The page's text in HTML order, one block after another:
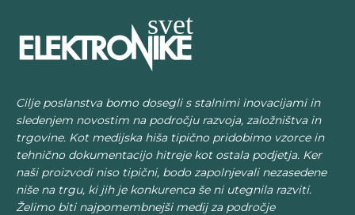
Cilje poslanstva bomo dosegli s stalnimi inovacijami in
sledenjem novostim na področju razvoja, založništva in
trgovine. Kot medijska hiša tipično pridobimo vzorce in
tehnično dokumentacijo hitreje kot ostala podjetja. Ker
naši proizvodi niso tipični, bodo zapolnjevali nezasedene
niše na trgu, ki jih je konkurenca še ni utegnila razviti.
Želimo biti najpomembnejši medij za področje